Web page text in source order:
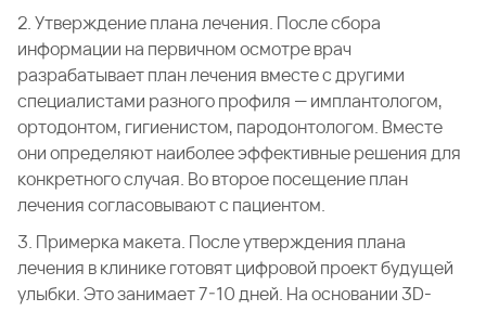
2. Утверждение плана лечения. После сбора
информации на первичном осмотре врач
разрабатывает план лечения вместе с другими
специалистами разного профиля — имплантологом,
ортодонтом, гигиенистом, пародонтологом. Вместе
они определяют наиболее эффективные решения для
конкретного случая. Во второе посещение план
лечения согласовывают с пациентом.
3. Примерка макета. После утверждения плана
лечения в клинике готовят цифровой проект будущей
улыбки. Это занимает 7-10 дней. На основании 3D-